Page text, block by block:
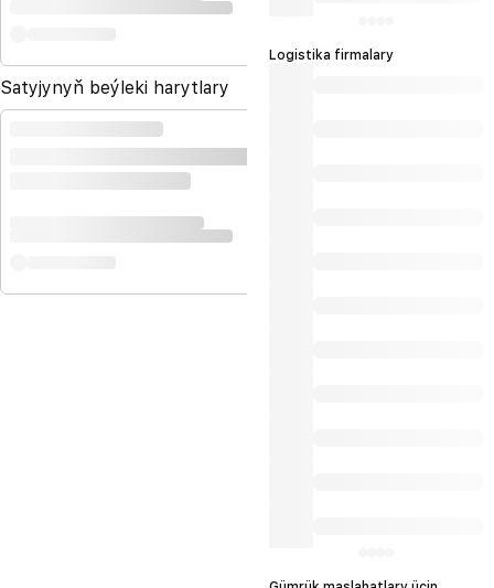
Satyjynyň beýleki harytlary
Logistika firmalary